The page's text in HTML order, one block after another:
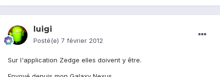
luigi
Posté(e) 7 février 2012
Sur l'application Zedge elles doivent y être.